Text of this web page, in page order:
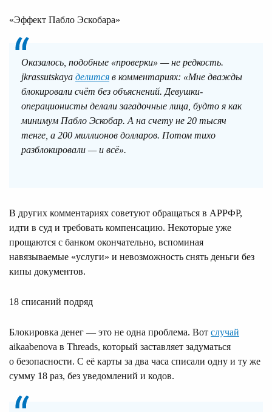
«Эффект Пабло Эскобара»
Оказалось, подобные «проверки» — не редкость.
jkrassutskaya делится в комментариях: «Мне дважды
блокировали счёт без объяснений. Девушки-
операционисты делали загадочные лица, будто я как
минимум Пабло Эскобар. А на счету не 20 тысяч
тенге, а 200 миллионов долларов. Потом тихо
разблокировали — и всё».
В других комментариях советуют обращаться в АРРФР,
идти в суд и требовать компенсацию. Некоторые уже
прощаются с банком окончательно, вспоминая
навязываемые «услуги» и невозможность снять деньги без
кипы документов.
18 списаний подряд
Блокировка денег — это не одна проблема. Вот случай
aikaabenova в Threads, который заставляет задуматься
о безопасности. С её карты за два часа списали одну и ту же
сумму 18 раз, без уведомлений и кодов.